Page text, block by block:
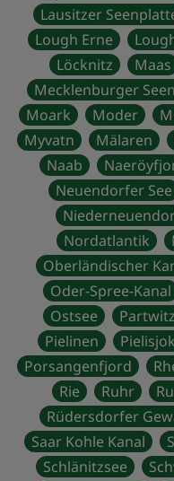
Lausitzer
Lough Erne
Löcknitz
Maas
Mecklenburger
Moark
Moder
Myvatn
Mälaren
Naab
Neuendorfer See
Nordatlantik
Oberländischer
Oder-Spree-Kanal
Ostsee
Pielinen
Porsangenfjord
Rie
Ruhr
Rüdersdorfer
Saar Kohle Kanal
Schlänitzsee